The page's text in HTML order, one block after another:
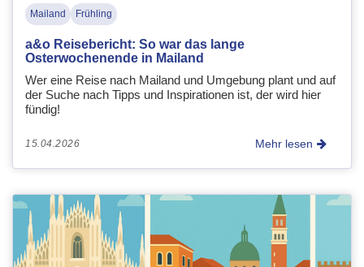
Mailand Frühling
a&o Reisebericht: So war das lange
Osterwochenende in Mailand
Wer eine Reise nach Mailand und Umgebung plant und auf
der Suche nach Tipps und Inspirationen ist, der wird hier
fündig!
15.04.2026 Mehr lesen